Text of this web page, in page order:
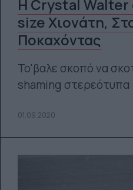
Η Crystal Walter
size Χιονάτη,
Ποκαχόντας
Το'βαλε σκοπό να
shaming στερεότυπα
01.09.2020